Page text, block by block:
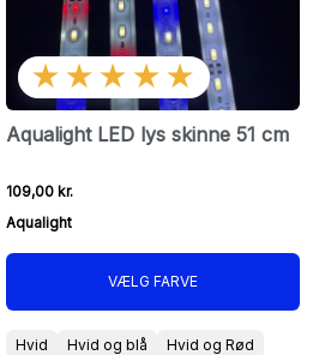
★★★★★
Aqualight LED lys skinne 51 cm
109,00 kr.
Aqualight
VÆLG FARVE
Hvid Hvid og blå
Hvid og Rød